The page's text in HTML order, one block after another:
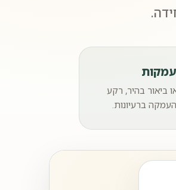
ביאור בהיר, רקע
ברעיונות.